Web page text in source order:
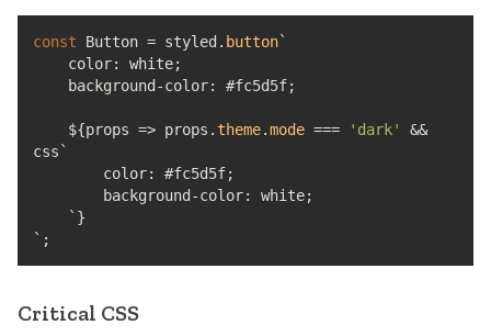
const Button = styled. button`
color: white;
background -color: #fc5d5f;
${props => props. theme.mode === 'dark'
&&
css`
color: #fc5d5f;
background -color: white;
` }
` ;
Critical CSS